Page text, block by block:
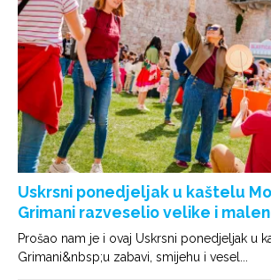
Uskrsni ponedjeljak u kaštelu
Grimani razveselio velike i
Prošao nam je i ovaj Uskrsni ponedjeljak u
Grimani&nbsp;u zabavi, smijehu i vesel...